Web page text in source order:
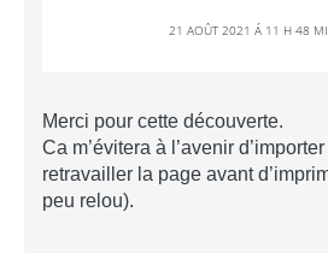
21 AOÛT 2021 Á 11 H 48
Merci pour cette découverte.
Ca m’évitera à l’avenir
retravailler la page avant
peu relou).